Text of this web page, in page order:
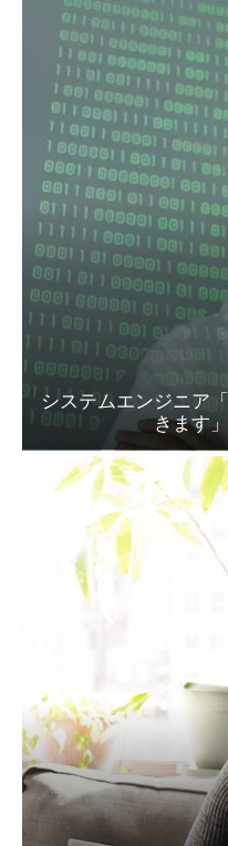
システムエンジニア
きます